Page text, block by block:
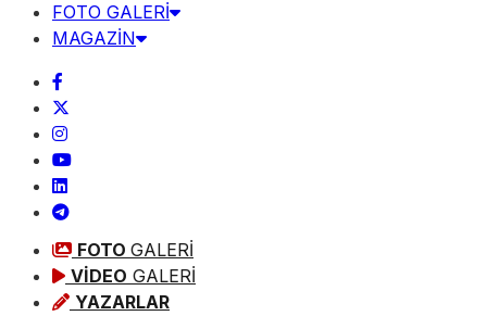
FOTO GALERİ
MAGAZİN
FOTO GALERİ
VİDEO GALERİ
YAZARLAR